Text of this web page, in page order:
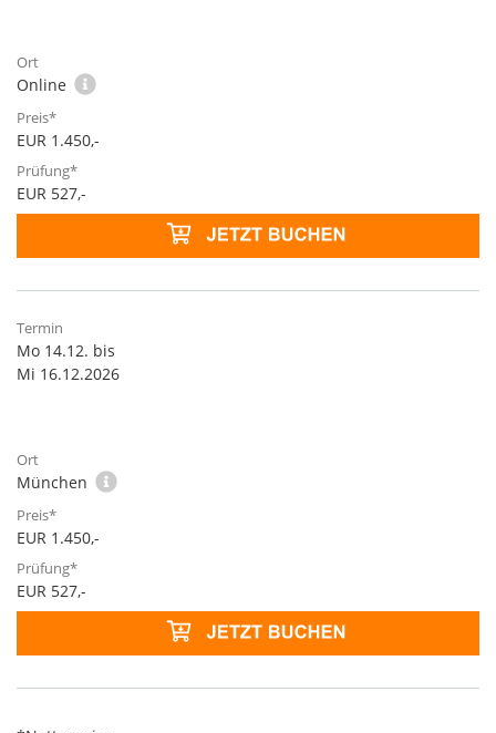
Online
EUR 1.450,-
EUR 527,-
Mo 14.12. bis
Mi 16.12.2026
München
EUR 1.450,-
EUR 527,-